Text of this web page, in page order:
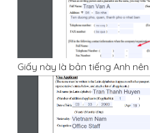
Giấy này là bản tiếng Anh